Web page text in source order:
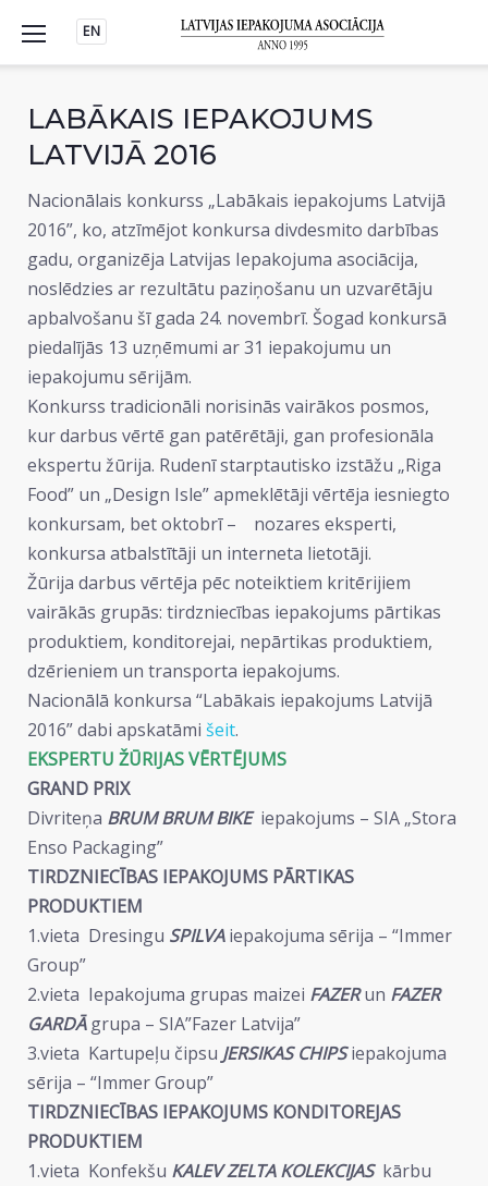
content
EN
LABĀKAIS IEPAKOJUMS
LATVIJĀ 2016
Nacionālais konkurss „Labākais iepakojums Latvijā
2016”, ko, atzīmējot konkursa divdesmito darbības
gadu, organizēja Latvijas Iepakojuma asociācija,
noslēdzies ar rezultātu paziņošanu un uzvarētāju
apbalvošanu šī gada 24. novembrī. Šogad konkursā
piedalījās 13 uzņēmumi ar 31 iepakojumu un
iepakojumu sērijām.
Konkurss tradicionāli norisinās vairākos posmos,
kur darbus vērtē gan patērētāji, gan profesionāla
ekspertu žūrija. Rudenī starptautisko izstāžu „Riga
Food” un „Design Isle” apmeklētāji vērtēja iesniegto
konkursam, bet oktobrī – nozares eksperti,
konkursa atbalstītāji un interneta lietotāji.
Žūrija darbus vērtēja pēc noteiktiem kritērijiem
vairākās grupās: tirdzniecības iepakojums pārtikas
produktiem, konditorejai, nepārtikas produktiem,
dzērieniem un transporta iepakojums.
Nacionālā konkursa “Labākais iepakojums Latvijā
2016” dabi apskatāmi šeit.
EKSPERTU ŽŪRIJAS VĒRTĒJUMS
GRAND PRIX
Divriteņa BRUM BRUM BIKE iepakojums – SIA „Stora
Enso Packaging”
TIRDZNIECĪBAS IEPAKOJUMS PĀRTIKAS
PRODUKTIEM
1.vieta Dresingu SPILVAiepakojuma sērija – “Immer
Group”
2.vieta Iepakojuma grupas maizei FAZERun FAZER
GARDĀgrupa – SIA”Fazer Latvija”
3.vieta Kartupeļu čipsu JERSIKAS CHIPSiepakojuma
sērija – “Immer Group”
TIRDZNIECĪBAS IEPAKOJUMS KONDITOREJAS
PRODUKTIEM
1.vieta Konfekšu KALEV ZELTA KOLEKCIJAS kārbu